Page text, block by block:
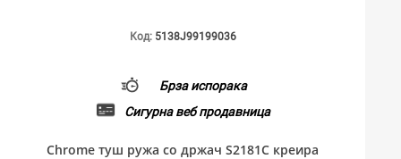
Код: 5138J99199036
Брза испорака
Сигурна веб продавница
Chrome туш ружа со држач S2181C креира